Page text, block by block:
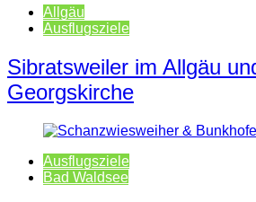
Allgäu
Ausflugsziele
Sibratsweiler im Allgäu
Georgskirche
Ausflugsziele
Bad Waldsee